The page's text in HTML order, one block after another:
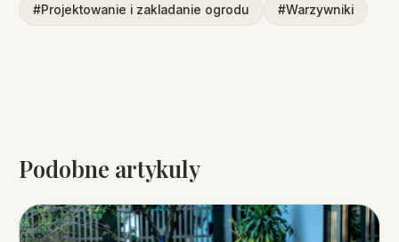
#Projektowanie i zakladanie ogrodu #Warzywniki
Podobne artykuly